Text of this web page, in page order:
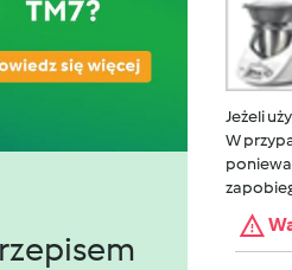
Jeżeli
W